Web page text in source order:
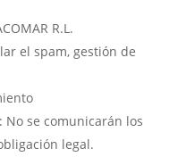
R.L.
el spam, gestión de
No se comunicarán los
legal.